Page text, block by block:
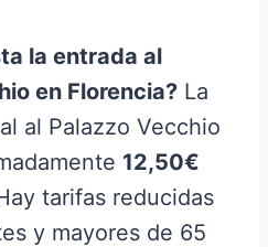
la entrada al
en Florencia? La
al Palazzo Vecchio
12,50€
tarifas reducidas
y mayores de 65